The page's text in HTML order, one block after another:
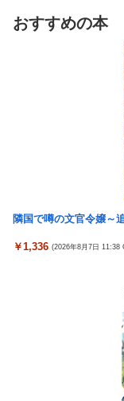
【悲報】Google、
フローに陥る
【悲報】娘「吹奏楽
らなの？」娘「60万
【動画】大阪府警の
に無抵抗だったこと
資産7億桐谷さん「
てなかった。」←こ
韓国の人気コーヒー
京・新橋に１号店オ
激混みのはずの東京
【画像】台湾とフラ
「避難所」がこちら
【悲報】息子がみい
通の家庭を築きたい
【悲報】エアコン業
【艦これ】イベント
ったらみんな何してる
【艦これ】けーかい
韓国の人気コーヒー
京・新橋に１号店オ
激混みのはずの東京
「ラッキー」と思っ
秋田県職員さん、会
高配当をうたった「
超過
久保建英超え歴代2
日本代表DF冨安健
決定 鎌田大地とチ
【懐古】5号機の時
おすすめの本
隣国で噂の文官令嬢～
￥1,336 (2026年8月7日 11:38